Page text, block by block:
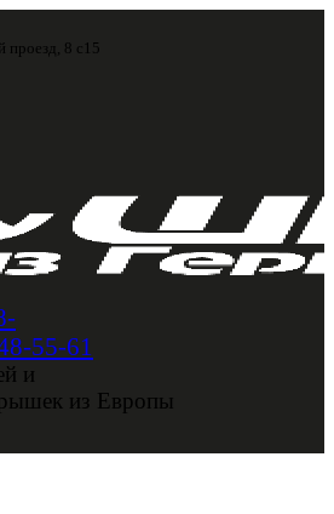
8 с15
55-61
и
из Европы